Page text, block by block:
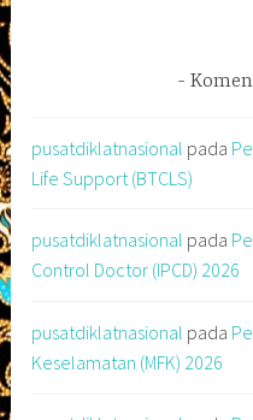
pusatdiklatnasional pada
Life Support (BTCLS)
pusatdiklatnasional pada
Control Doctor (IPCD) 2026
pusatdiklatnasional pada
Keselamatan (MFK) 2026